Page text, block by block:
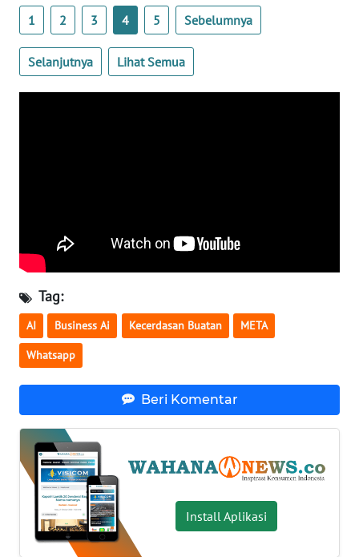
1 2 3 4 5 Sebelumnya
Selanjutnya Lihat Semua
Tag:
AI Business Ai Kecerdasan Buatan META
Whatsapp
Beri Komentar
Install Aplikasi
DISCLAIMER
Wahana
News
WN
WN
BANTEN
WN
WN
KEPRI
WN
PAPUA